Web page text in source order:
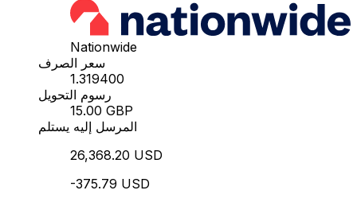
Nationwide
سعر الصرف
1.319400
رسوم التحويل
15.00 GBP
المرسل إليه يستلم
26,368.20 USD
-375.79 USD